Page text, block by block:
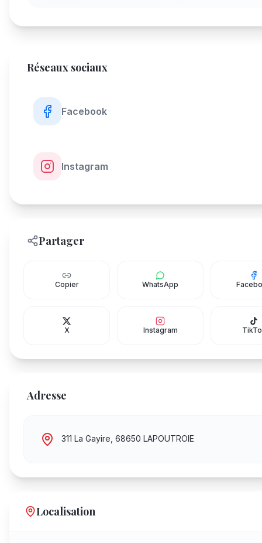
Réseaux sociaux
Facebook
Instagram
Partager
Copier WhatsApp
X Instagram
Adresse
311 La Gayire, 68650 LAPOUTROIE
Localisation